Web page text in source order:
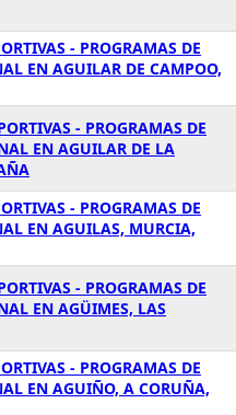
- PROGRAMAS DE
EN AGUILAR DE CAMPOO,
- PROGRAMAS DE
EN AGUILAR DE LA
- PROGRAMAS DE
EN AGUILAS, MURCIA,
- PROGRAMAS DE
EN AGÜIMES, LAS
- PROGRAMAS DE
EN AGUIÑO, A CORUÑA,